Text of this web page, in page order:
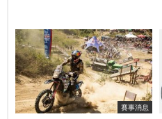
賽事消息